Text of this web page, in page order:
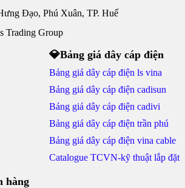
Đạo, Phú Xuân, TP. Huế
Trading Group
💎Bảng giá dây cáp điện
Bảng giá dây cáp điện ls vina
Bảng giá dây cáp điện cadisun
Bảng giá dây cáp điện cadivi
Bảng giá dây cáp điện trần phú
Bảng giá dây cáp điện vina cable
Catalogue TCVN-kỹ thuật lắp đặt
hàng